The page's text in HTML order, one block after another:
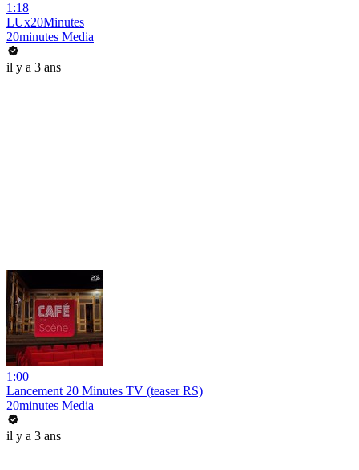
1:18
LUx20Minutes
20minutes Media
il y a 3 ans
1:00
Lancement 20 Minutes TV (teaser RS)
20minutes Media
il y a 3 ans